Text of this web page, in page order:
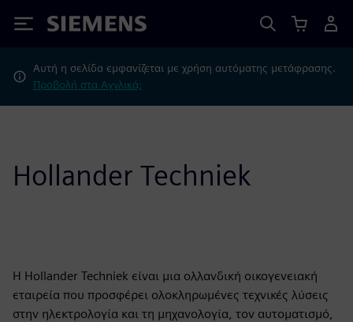
Siemens
Αυτή η σελίδα εμφανίζεται με χρήση αυτόματης μετάφρασης.
Προβολή στα Αγγλικά;
Hollander Techniek
Η Hollander Techniek είναι μια ολλανδική οικογενειακή
εταιρεία που προσφέρει ολοκληρωμένες τεχνικές λύσεις
στην ηλεκτρολογία και τη μηχανολογία, τον αυτοματισμό,